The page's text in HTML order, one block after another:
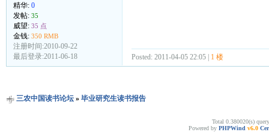
精华: 0
发帖: 35
威望: 35 点
金钱: 350 RMB
注册时间:2010-09-22
最后登录:2011-06-18
Posted: 2011-04-05 22:05 | 1 楼
三农中国读书论坛» 毕业研究生读书报告
Total 0.380020(s)
Powered by PHPWind v6.0